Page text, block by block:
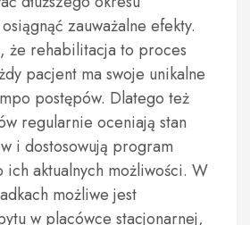
zauważalne efekty.
że rehabilitacja to proces
pacjent ma swoje unikalne
postępów. Dlatego też
regularnie oceniają stan
i dostosowują program
aktualnych możliwości. W
możliwe jest
w placówce stacjonarnej,